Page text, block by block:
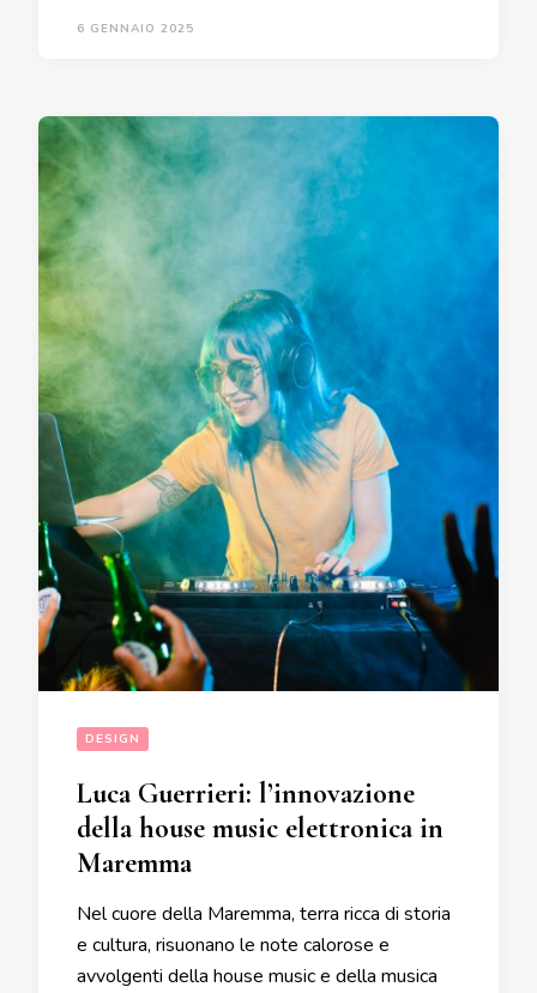
6 GENNAIO 2025
DESIGN
Luca Guerrieri: l’innovazione
della house music elettronica in
Maremma
Nel cuore della Maremma, terra ricca di storia
e cultura, risuonano le note calorose e
avvolgenti della house music e della musica